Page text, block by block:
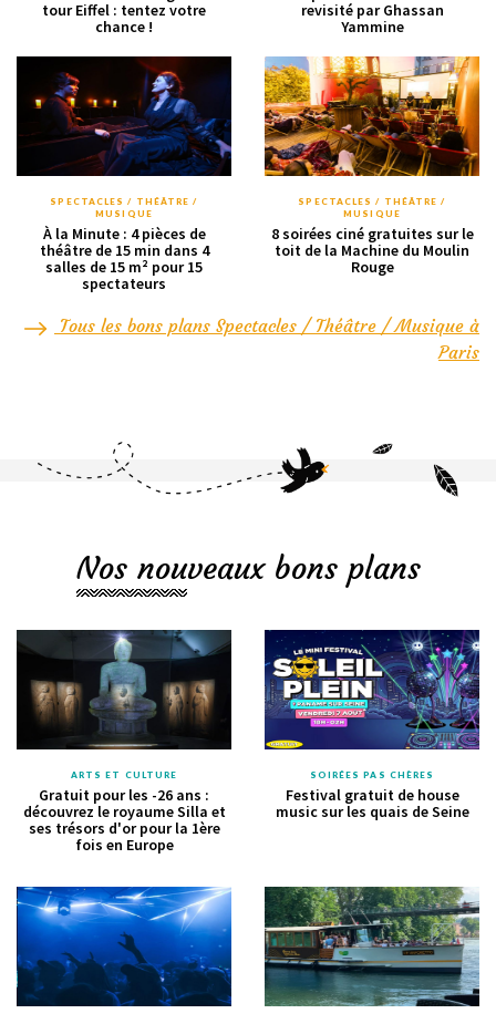
tour Eiffel : tentez votre
chance !
revisité par Ghassan
Yammine
SPECTACLES / THÉÂTRE /
MUSIQUE
À la Minute : 4 pièces de
théâtre de 15 min dans 4
salles de 15 m² pour 15
spectateurs
SPECTACLES / THÉÂTRE /
MUSIQUE
8 soirées ciné gratuites sur le
toit de la Machine du Moulin
Rouge
Tous les bons plans Spectacles / Théâtre / Musique à
Paris
Nos nouveaux bons plans
ARTS ET CULTURE
Gratuit pour les -26 ans :
découvrez le royaume Silla et
ses trésors d'or pour la 1ère
fois en Europe
SOIRÉES PAS CHÈRES
Festival gratuit de house
music sur les quais de Seine